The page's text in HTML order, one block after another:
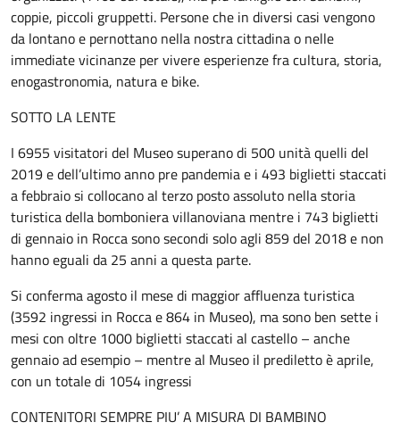
coppie, piccoli gruppetti. Persone che in diversi casi vengono
da lontano e pernottano nella nostra cittadina o nelle
immediate vicinanze per vivere esperienze fra cultura, storia,
enogastronomia, natura e bike.
SOTTO LA LENTE
I 6955 visitatori del Museo superano di 500 unità quelli del
2019 e dell’ultimo anno pre pandemia e i 493 biglietti staccati
a febbraio si collocano al terzo posto assoluto nella storia
turistica della bomboniera villanoviana mentre i 743 biglietti
di gennaio in Rocca sono secondi solo agli 859 del 2018 e non
hanno eguali da 25 anni a questa parte.
Si conferma agosto il mese di maggior affluenza turistica
(3592 ingressi in Rocca e 864 in Museo), ma sono ben sette i
mesi con oltre 1000 biglietti staccati al castello – anche
gennaio ad esempio – mentre al Museo il prediletto è aprile,
con un totale di 1054 ingressi
CONTENITORI SEMPRE PIU’ A MISURA DI BAMBINO